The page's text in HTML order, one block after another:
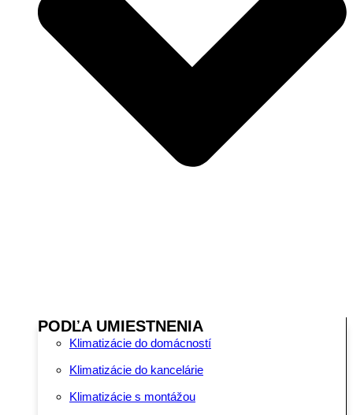
PODĽA UMIESTNENIA
Klimatizácie do domácností
Klimatizácie do kancelárie
Klimatizácie s montážou